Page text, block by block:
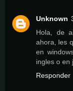
Unknown
Hola, de
ahora, les
en
ingles o en
Responder